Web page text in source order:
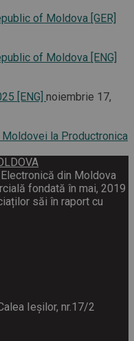
of Moldova [GER]
of Moldova [ENG]
[ENG] noiembrie 17,
la Productronica
din Moldova
fondată în mai, 2019
săi în raport cu
Ieșilor, nr.17/2